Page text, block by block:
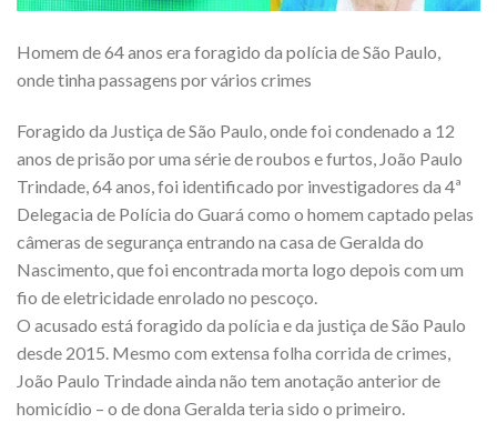
Homem de 64 anos era foragido da polícia de São Paulo,
onde tinha passagens por vários crimes
Foragido da Justiça de São Paulo, onde foi condenado a 12
anos de prisão por uma série de roubos e furtos, João Paulo
Trindade, 64 anos, foi identificado por investigadores da 4ª
Delegacia de Polícia do Guará como o homem captado pelas
câmeras de segurança entrando na casa de Geralda do
Nascimento, que foi encontrada morta logo depois com um
fio de eletricidade enrolado no pescoço.
O acusado está foragido da polícia e da justiça de São Paulo
desde 2015. Mesmo com extensa folha corrida de crimes,
João Paulo Trindade ainda não tem anotação anterior de
homicídio – o de dona Geralda teria sido o primeiro.